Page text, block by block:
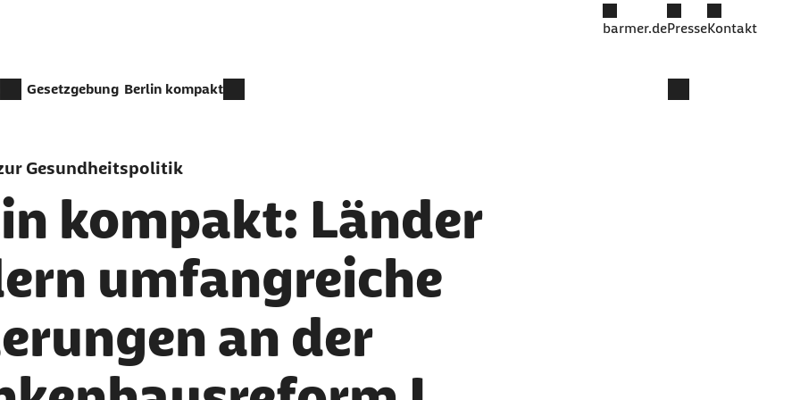
barmer.dePresseKontakt
Gesetzgebung Berlin kompakt
Gesundheitspolitik
kompakt: Länder
umfangreiche
an der